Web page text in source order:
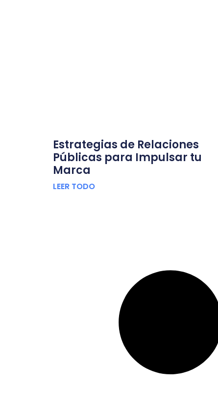
Estrategias de Relaciones
Públicas para Impulsar tu
Marca
LEER TODO